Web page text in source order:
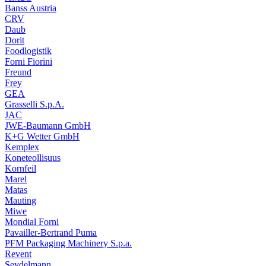
Banss Austria
CRV
Daub
Dorit
Foodlogistik
Forni Fiorini
Freund
Frey
GEA
Grasselli S.p.A.
JAC
JWE-Baumann GmbH
K+G Wetter GmbH
Kemplex
Koneteollisuus
Kornfeil
Marel
Matas
Mauting
Miwe
Mondial Forni
Pavailler-Bertrand Puma
PFM Packaging Machinery S.p.a.
Revent